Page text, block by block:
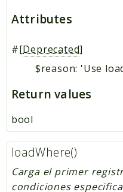
Attributes
#[Deprecated]
$reason: 'Use
Return values
bool
loadWhere()
Carga el primer
condiciones